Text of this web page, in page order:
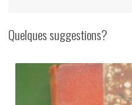
Quelques suggestions?